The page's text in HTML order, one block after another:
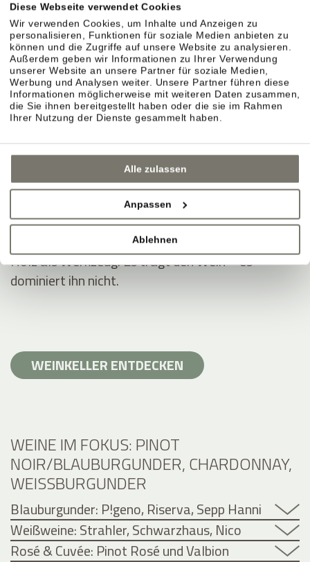
Diese Webseite verwendet Cookies
Wir verwenden Cookies, um Inhalte und Anzeigen zu
personalisieren, Funktionen für soziale Medien anbieten zu
können und die Zugriffe auf unsere Website zu analysieren.
Außerdem geben wir Informationen zu Ihrer Verwendung
unserer Website an unsere Partner für soziale Medien,
Werbung und Analysen weiter. Unsere Partner führen diese
Informationen möglicherweise mit weiteren Daten zusammen,
die Sie ihnen bereitgestellt haben oder die sie im Rahmen
Ihrer Nutzung der Dienste gesammelt haben.
Alle zulassen
Anpassen
Ablehnen
KELLER & AUSBAU
Sorgfalt im Ausbau.
Im Weinberg entsteht der Stil. Im Keller wird er
präzise begleitet. Jahr für Jahr neu.
Naturmaterialien sorgen für Ruhe.
Lehm, Ton, offener Boden, Lehm-Kalk. Ein Klima,
Ausbau in Eichenholzfässern.
Holz als Werkzeug. Es trägt den Wein – es
dominiert ihn nicht.
WEINKELLER ENTDECKEN
WEINE IM FOKUS: PINOT
NOIR/BLAUBURGUNDER, CHARDONNAY,
WEISSBURGUNDER
Blauburgunder: P!geno, Riserva, Sepp Hanni
Weißweine: Strahler, Schwarzhaus, Nico
Rosé & Cuvée: Pinot Rosé und Valbion